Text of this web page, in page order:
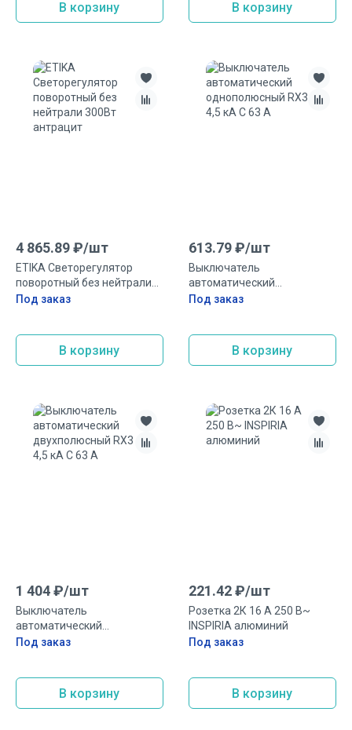
В корзину В корзину
4 865.89₽/шт
ETIKA Светорегулятор
поворотный без нейтрали
300Вт антрацит
Под заказ
В корзину
613.79₽/шт
Выключатель
автоматический
однополюсный RX3 4,5 кА C
Под заказ
В корзину
1 404₽/шт
Выключатель
автоматический
двухполюсный RX3 4,5 кА C
Под заказ
В корзину
221.42₽/шт
Розетка 2К 16 А 250 В~
INSPIRIA алюминий
Под заказ
В корзину